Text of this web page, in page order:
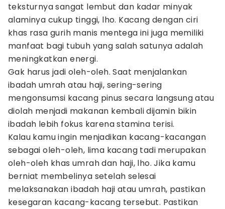
teksturnya sangat lembut dan kadar minyak
alaminya cukup tinggi, lho. Kacang dengan ciri
khas rasa gurih manis mentega ini juga memiliki
manfaat bagi tubuh yang salah satunya adalah
meningkatkan energi.
Gak harus jadi oleh-oleh. Saat menjalankan
ibadah umrah atau haji, sering-sering
mengonsumsi kacang pinus secara langsung atau
diolah menjadi makanan kembali dijamin bikin
ibadah lebih fokus karena stamina terisi.
Kalau kamu ingin menjadikan kacang-kacangan
sebagai oleh-oleh, lima kacang tadi merupakan
oleh-oleh khas umrah dan haji, lho. Jika kamu
berniat membelinya setelah selesai
melaksanakan ibadah haji atau umrah, pastikan
kesegaran kacang-kacang tersebut. Pastikan